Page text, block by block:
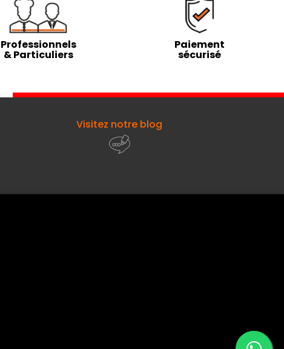
Professionnels
& Particuliers
Paiement
sécurisé
Visitez notre blog